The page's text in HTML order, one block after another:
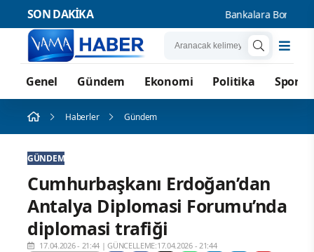
SON DAKİKA Bankalara Borçlu
Genel Gündem Ekonomi Politika Spor
Haberler Gündem
GÜNDEM
Cumhurbaşkanı Erdoğan’dan
Antalya Diplomasi Forumu’nda
diplomasi trafiği
17.04.2026 - 21:44 |GÜNCELLEME:17.04.2026 - 21:44